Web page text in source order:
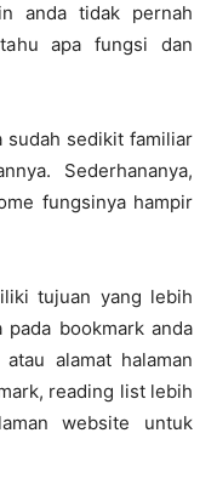
anda tidak pernah
apa fungsi dan
sudah sedikit familiar
Sederhananya,
fungsinya hampir
tujuan yang lebih
bookmark anda
alamat halaman
reading list lebih
website untuk